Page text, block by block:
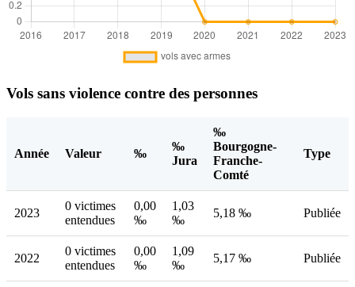
Vols sans violence contre des personnes
Année Valeur ‰
‰
Jura
‰
Bourgogne-
Franche-
Comté
Type
2023
0 victimes
entendues
0,00
‰
1,03
‰
5,18 ‰ Publiée
2022
0 victimes
entendues
0,00
‰
1,09
‰
5,17 ‰ Publiée